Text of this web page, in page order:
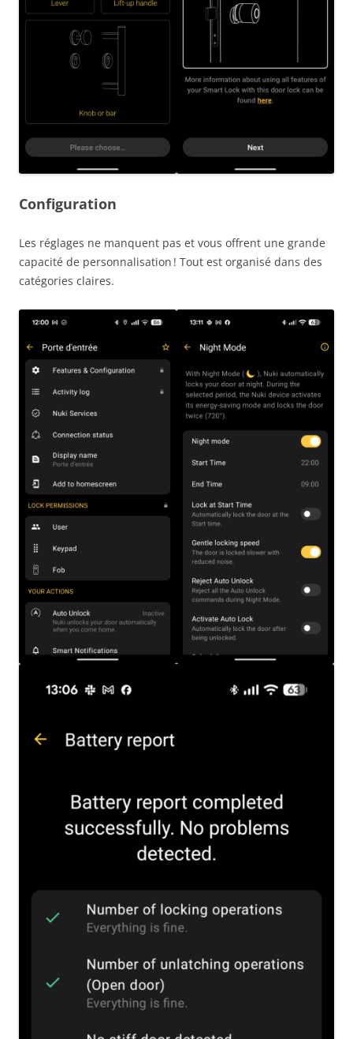
Configuration
Les réglages ne manquent pas et vous offrent une grande
capacité de personnalisation ! Tout est organisé dans des
catégories claires.